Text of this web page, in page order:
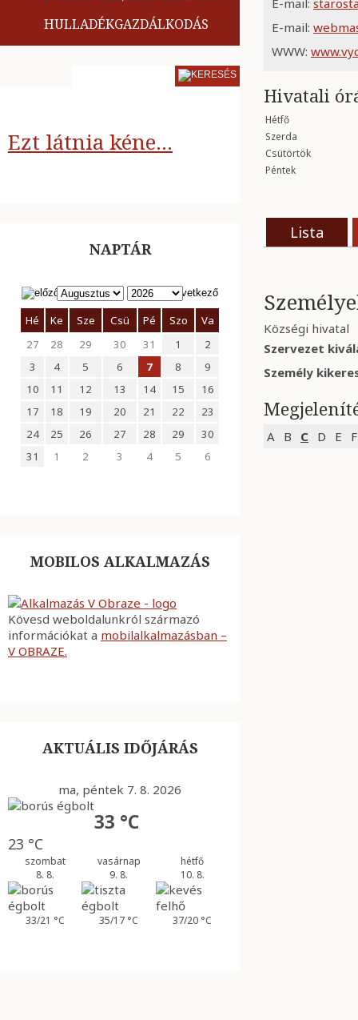
HULLADÉKGAZDÁLKODÁS
Ezt látnia kéne...
NAPTÁR
Hé Ke Sze Csü Pé Szo
Va
27
28 29 30 31 1
2
3
4 5 6 7 8
9
10
11 12 13 14 15
16
17
18 19 20 21 22
23
24
25 26 27 28 29
30
31
1 2 3 4 5 6
MOBILOS ALKALMAZÁS
Kövesd weboldalunkról származó
információkat a mobilalkalmazásban –
V OBRAZE.
AKTUÁLIS IDŐJÁRÁS
ma, péntek 7. 8. 2026
33 °C
23 °C
szombat
8. 8.
33/21 °C
vasárnap
9. 8.
35/17 °C
hétfő
10. 8.
37/20 °C
E-mail:
E-mail:
WWW:
Hivatali
Hétfő
Szerda
Csütörtök
Péntek
Lista
Községi hivatal
Szervezet
Személy
A B C D E F